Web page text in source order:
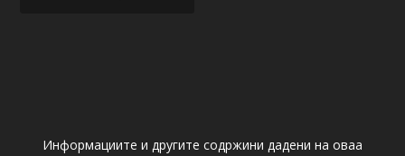
Информациите и другите содржини дадени на оваа